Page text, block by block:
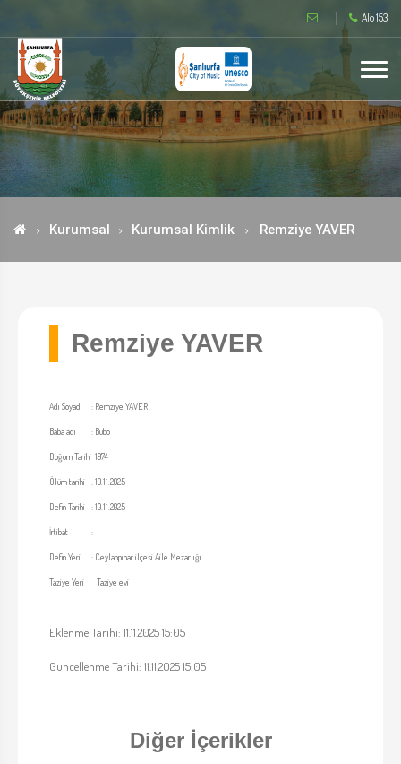
Alo 153
Kurumsal Kurumsal Kimlik Remziye YAVER
Remziye YAVER
Adı Soyadı : Remziye YAVER
Baba adı : Bubo
Doğum Tarihi 1974
Ölüm tarihi :10.11.2025
Defin Tarihi :10.11.2025
İrtibat :
Defin Yeri : Ceylanpınar ilçesi Aile Mezarlığı
Taziye Yeri Taziye evi
Eklenme Tarihi: 11.11.2025 15:05
Güncellenme Tarihi: 11.11.2025 15:05
Diğer İçerikler